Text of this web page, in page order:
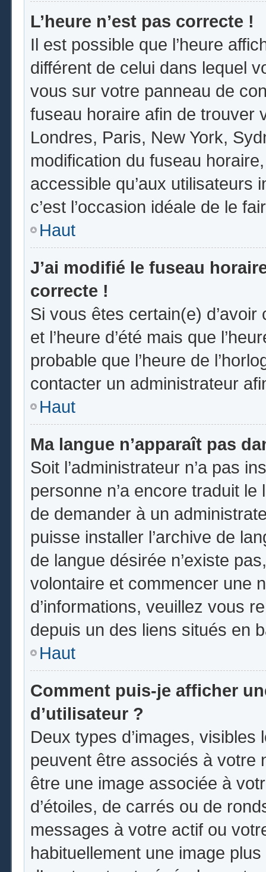
L’heure n’est pas correcte !
Il est possible que l’heure
différent de celui dans lequel
vous sur votre panneau de
fuseau horaire afin de trouver
Londres, Paris, New York,
modification du fuseau
accessible qu’aux utilisateurs
c’est l’occasion idéale de le
Haut
J’ai modifié le fuseau
correcte !
Si vous êtes certain(e)
et l’heure d’été mais que
probable que l’heure de
contacter un administrateur
Haut
Ma langue n’apparaît pas
Soit l’administrateur n’a pas
personne n’a encore traduit
de demander à un
puisse installer l’archive de
de langue désirée n’existe
volontaire et commencer une
d’informations, veuillez vous
depuis un des liens situés en
Haut
Comment puis-je afficher
d’utilisateur ?
Deux types d’images,
peuvent être associés à votre
être une image associée à
d’étoiles, de carrés ou de
messages à votre actif ou
habituellement une image